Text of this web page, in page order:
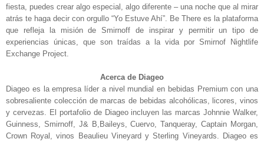
fiesta, puedes crear algo especial, algo diferente – una noche que al mirar
atrás te haga decir con orgullo “Yo Estuve Ahí”. Be There es la plataforma
que refleja la misión de Smirnoff de inspirar y permitir un tipo de
experiencias únicas, que son traídas a la vida por Smirnof Nightlife
Exchange Project.
Acerca de Diageo
Diageo es la empresa líder a nivel mundial en bebidas Premium con una
sobresaliente colección de marcas de bebidas alcohólicas, licores, vinos
y cervezas. El portafolio de Diageo incluyen las marcas Johnnie Walker,
Guinness, Smirnoff, J& B,Baileys, Cuervo, Tanqueray, Captain Morgan,
Crown Royal, vinos Beaulieu Vineyard y Sterling Vineyards. Diageo es